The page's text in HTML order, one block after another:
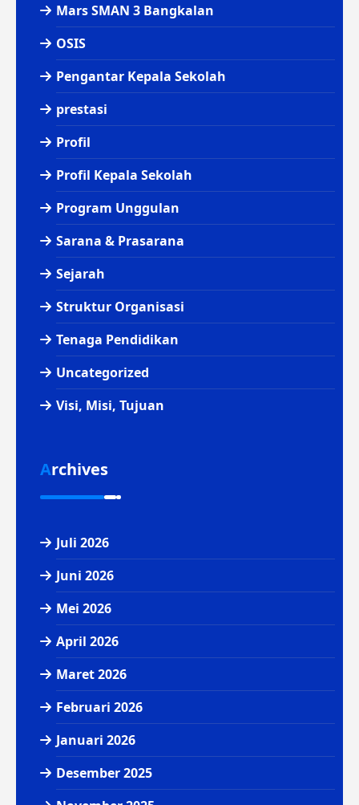
Mars SMAN 3 Bangkalan
OSIS
Pengantar Kepala Sekolah
prestasi
Profil
Profil Kepala Sekolah
Program Unggulan
Sarana & Prasarana
Sejarah
Struktur Organisasi
Tenaga Pendidikan
Uncategorized
Visi, Misi, Tujuan
Archives
Juli 2026
Juni 2026
Mei 2026
April 2026
Maret 2026
Februari 2026
Januari 2026
Desember 2025